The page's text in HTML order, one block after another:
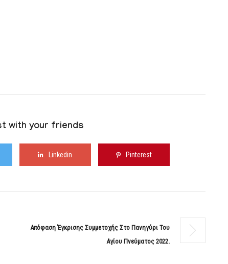
with your friends
Linkedin Pinterest
Απόφαση Έγκρισης Συμμετοχής Στο Πανηγύρι Του
Αγίου Πνεύματος 2022.